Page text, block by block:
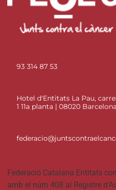
93 314 87 53
Hotel d'Entitats La Pau,
1 11a planta | 08020 Barcelona
Federació Catalana Entitats
amb el núm 408 al Registre